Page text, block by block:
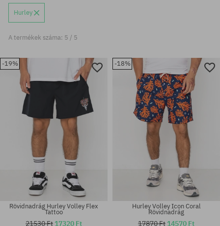
Hurley
A termékek száma: 5 / 5
-19%
Rövidnadrág Hurley Volley Flex
Tattoo
21530 Ft 17320 Ft
-18%
Hurley Volley Icon Coral
Rövidnadrág
17870 Ft 14570 Ft